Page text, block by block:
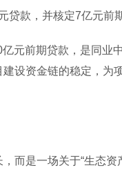
款，并核定7亿元前期
前期贷款，是同业
设资金链的稳定，为
是一场关于“生态资